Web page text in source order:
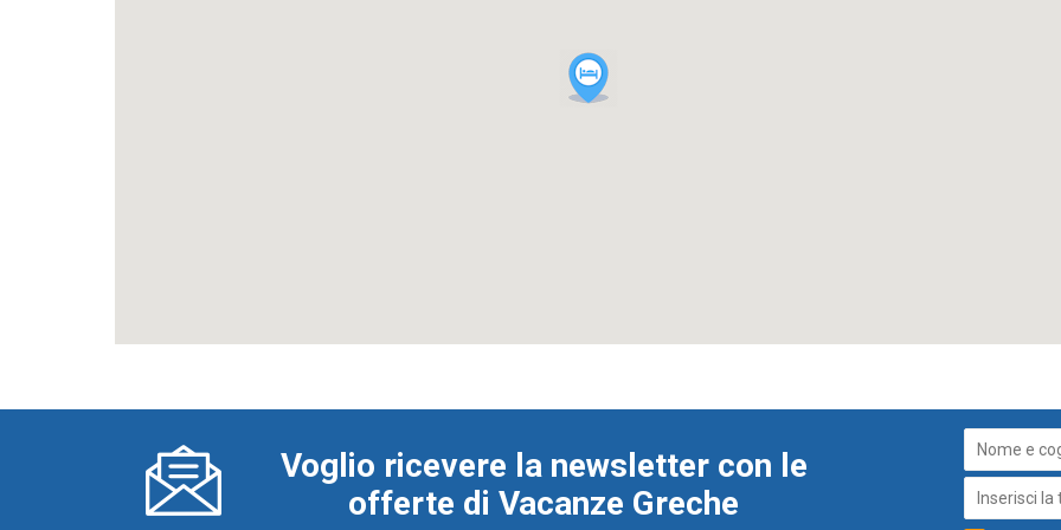
Voglio ricevere la newsletter con le
offerte di Vacanze Greche